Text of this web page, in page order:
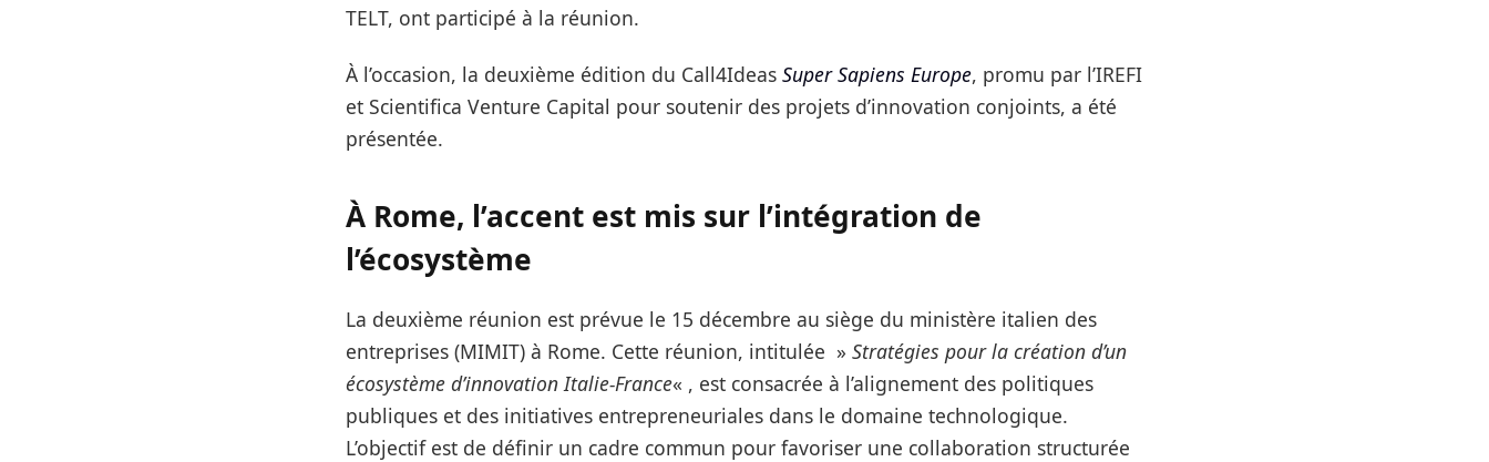
TELT, ont participé à la réunion.
À l’occasion, la deuxième édition du Call4Ideas Super Sapiens Europe, promu par l’IREFI
et Scientifica Venture Capital pour soutenir des projets d’innovation conjoints, a été
présentée.
À Rome, l’accent est mis sur l’intégration de
l’écosystème
La deuxième réunion est prévue le 15 décembre au siège du ministère italien des
entreprises (MIMIT) à Rome. Cette réunion, intitulée » Stratégies pour la création d’un
écosystème d’innovation Italie-France« , est consacrée à l’alignement des politiques
publiques et des initiatives entrepreneuriales dans le domaine technologique.
L’objectif est de définir un cadre commun pour favoriser une collaboration structurée